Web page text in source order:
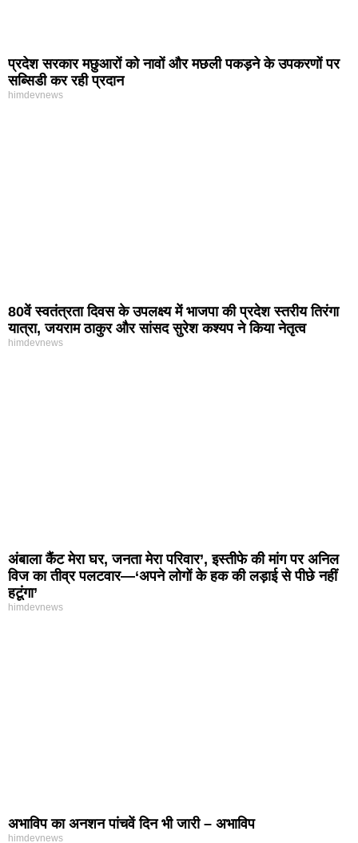
प्रदेश सरकार मछुआरों को नावों और मछली पकड़ने के उपकरणों पर
सब्सिडी कर रही प्रदान
himdevnews
80वें स्वतंत्रता दिवस के उपलक्ष्य में भाजपा की प्रदेश स्तरीय तिरंगा
यात्रा, जयराम ठाकुर और सांसद सुरेश कश्यप ने किया नेतृत्व
himdevnews
अंबाला कैंट मेरा घर, जनता मेरा परिवार’, इस्तीफे की मांग पर अनिल
विज का तीव्र पलटवार—‘अपने लोगों के हक की लड़ाई से पीछे नहीं
हटूंगा’
himdevnews
अभाविप का अनशन पांचवें दिन भी जारी – अभाविप
himdevnews